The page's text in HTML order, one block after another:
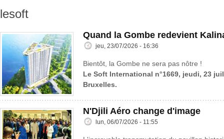
lesoft
Quand la Gombe redevient
jeu, 23/07/2026 - 16:36
Bientôt, la Gombe ne sera pas nôtre !
Le Soft International n°1669, jeudi, 23
Bruxelles.
N'Djili Aéro change d'image
lun, 06/07/2026 - 11:55